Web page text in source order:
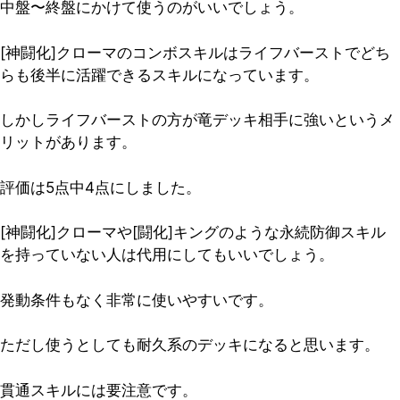
中盤〜終盤にかけて使うのがいいでしょう。
[神闘化]クローマのコンボスキルはライフバーストでどち
らも後半に活躍できるスキルになっています。
しかしライフバーストの方が竜デッキ相手に強い というメ
リットがあります。
評価は5点中4点にしました。
[神闘化]クローマや[闘化]キングのような永続防御スキル
を持っていない人は代用にしてもいいでしょう。
発動条件もなく非常に使いやすいです。
ただし使うとしても耐久系のデッキになると思います。
貫通スキルには要注意です。